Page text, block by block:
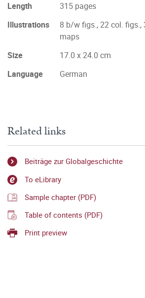
Length
315 pages
Illustrations
8 b/w figs., 22 col.
maps
Size
17.0 x 24.0 cm
Language
German
Related links
Beiträge zur Globalgeschichte
To eLibrary
Sample chapter (PDF)
Table of contents (PDF)
Print preview